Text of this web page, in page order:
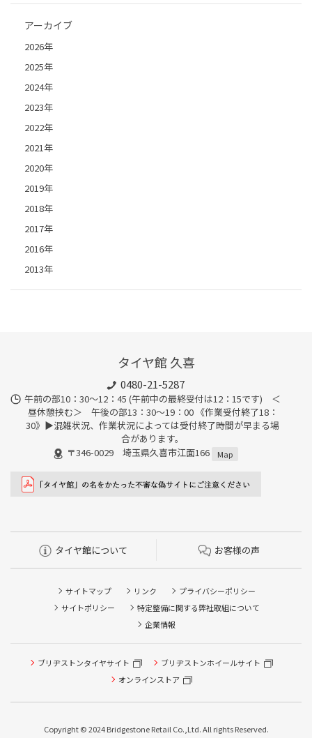
アーカイブ
2026年
2025年
2024年
2023年
2022年
2021年
2020年
2019年
2018年
2017年
2016年
2013年
タイヤ館 久喜
0480-21-5287
午前の部10：30～12：45 (午前中の最終受付は12：15です) ＜
昼休憩挟む＞ 午後の部13：30～19：00 《作業受付終了18：
30》▶︎混雑状況、作業状況によっては受付終了時間が早まる場
合があります。
〒346-0029 埼玉県久喜市江面166
Map
タイヤ館について お客様の声
サイトマップ リンク
プライバシーポリシー
サイトポリシー
特定整備に関する弊社取組について
企業情報
ブリヂストンタイヤサイト
ブリヂストンホイールサイト
オンラインストア
Copyright © 2024 Bridgestone Retail Co.,Ltd. All rights Reserved.
タイヤ点検・安全点検/タイヤ履き替え/オイル交換/その他
ピット作業の予約
本日のタイヤ履き替え順番待ち予約 ※クローク契約会員の